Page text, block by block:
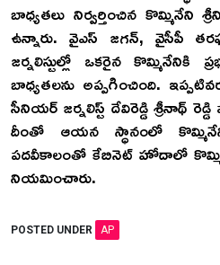
బాధ్యతలు నిర్వర్తించిన కొమ్మినేని
ఉన్నారు. వైఎస్ జగన్, వైసీపీ
జర్నలిస్టుల్లో ఒకరైన కొమ్మినేనికి
బాధ్యతలను అప్పగించింది.
సీనియర్ జర్నలిస్ట్ దేవిరెడ్డి శ్రీనాథ్
దీంతో ఆయన స్ధానంలో
పదవీకాలంతో కేబినెట్ హోదాలో
నియమించారు.
POSTED UNDER AP